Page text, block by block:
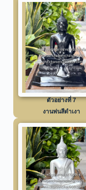
ตัวอย่างที่ 7
งานพ่นสีดำเงา